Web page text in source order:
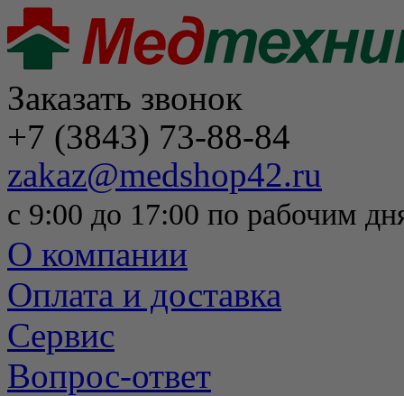
Заказать звонок
+7 (3843) 73-88-84
zakaz@medshop42.ru
с 9:00 до 17:00 по рабочим
О компании
Оплата и доставка
Сервис
Вопрос-ответ